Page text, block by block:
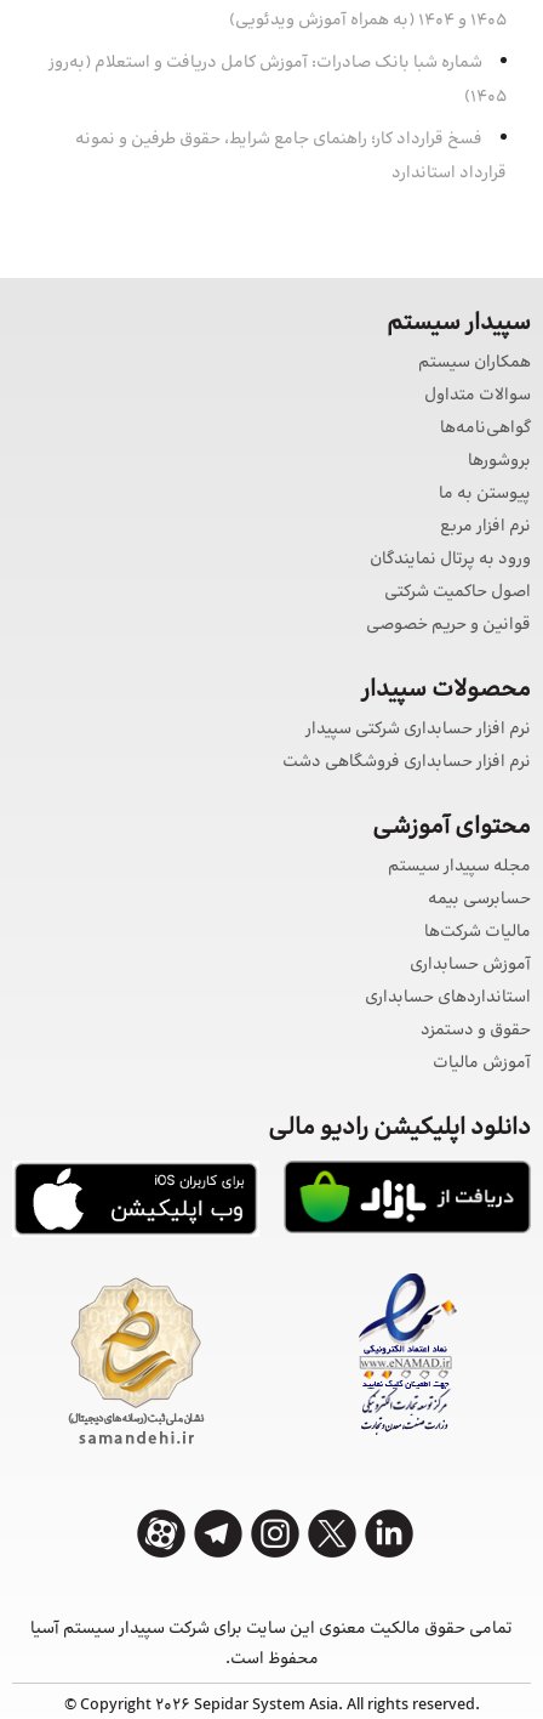
1405 و 1404 (به همراه آموزش ویدئویی)
شماره شبا بانک صادرات: آموزش کامل دریافت و استعلام (به‌روز
۱۴۰۵)
فسخ قرارداد کار؛ راهنمای جامع شرایط، حقوق طرفین و نمونه
قرارداد استاندارد
سپیدار سیستم
همکاران سیستم
سوالات متداول
گواهی‌نامه‌ها
بروشورها
پیوستن به ما
نرم افزار مربع
ورود به پرتال نمایندگان
اصول حاکمیت شرکتی
قوانین و حریم خصوصی
محصولات سپیدار
نرم افزار حسابداری شرکتی سپیدار
نرم افزار حسابداری فروشگاهی دشت
محتوای آموزشی
مجله سپیدار سیستم
حسابرسی بیمه
مالیات شرکت‌ها
آموزش حسابداری
استانداردهای حسابداری
حقوق و دستمزد
آموزش مالیات
دانلود اپلیکیشن رادیو مالی
تمامی حقوق مالکیت معنوی این ‌سایت برای شرکت سپیدار سیستم آسیا
محفوظ است.
© Copyright 2026 Sepidar System Asia. All rights reserved.